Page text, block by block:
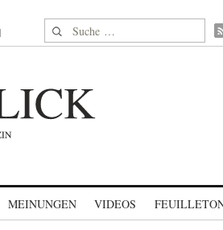
Suche nach:
MEINUNGEN VIDEOS